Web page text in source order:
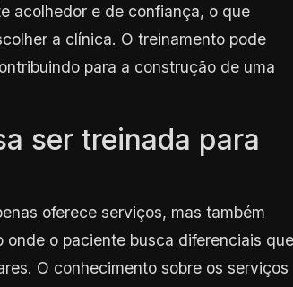
acolhedor e de confiança, o que
a clínica. O treinamento pode
para a construção de uma
ser treinada para
oferece serviços, mas também
onde o paciente busca diferenciais que
O conhecimento sobre os serviços